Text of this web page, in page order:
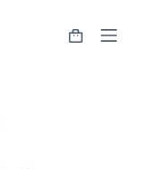
Shopping